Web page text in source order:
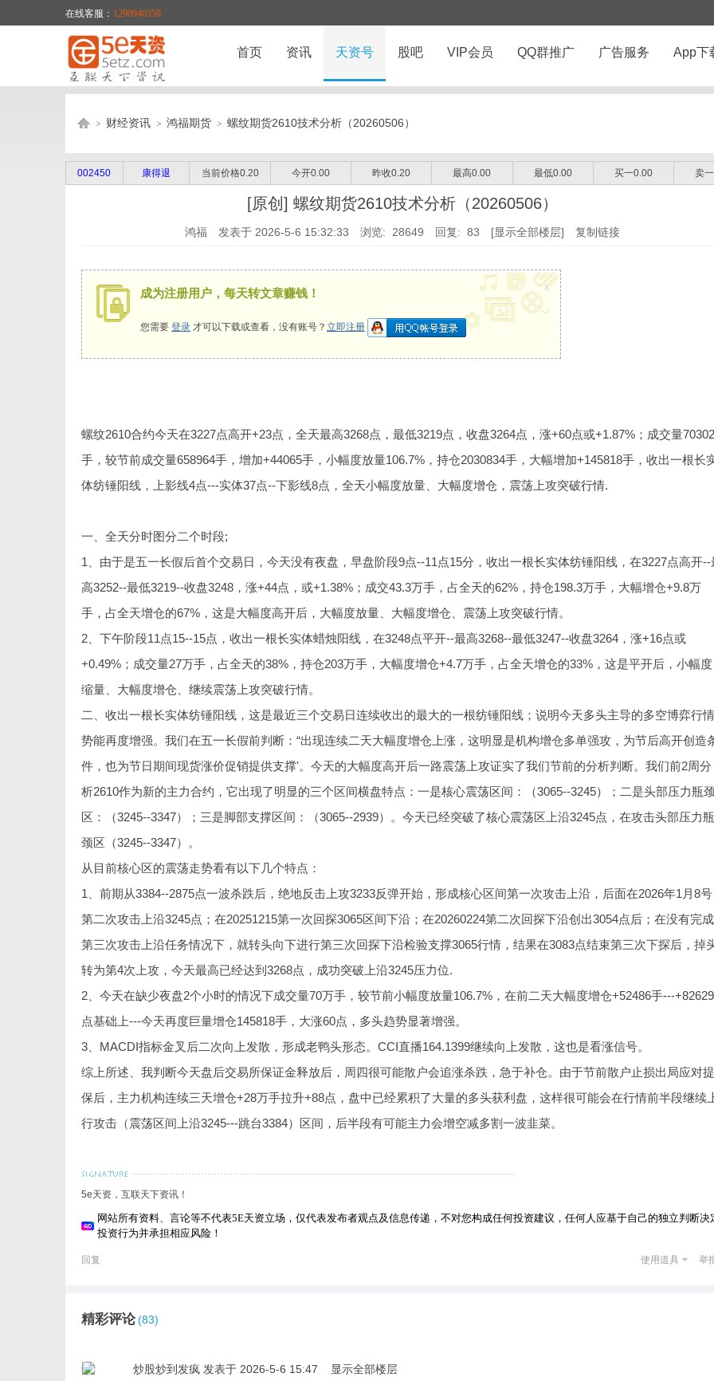
在线客服： 1290940359
首页 资讯 天资号 股吧 VIP会员 QQ群推广 广告服务 App下
E
资
财经资讯 鸿福期货 螺纹期货2610技术分析（20260506）
002450 康得退 当前价格0.20 今开0.00 昨收0.20 最高0.00 最低0.00 买一0.00 卖
[原创] 螺纹期货2610技术分析（20260506）
鸿福 发表于 2026-5-6 15:32:33 浏览: 28649 回复: 83 [显示全部楼层] 复制链接
成为注册用户，每天转文章赚钱！
您需要 登录 才可以下载或查看，没有账号？ 立即注册
x
螺纹2610合约今天在3227点高开+23点，全天最高3268点，最低3219点，收盘3264点，涨+60点或+1.87%；成交量
手，较节前成交量658964手，增加+44065手，小幅度放量106.7%，持仓2030834手，大幅增加+145818手，收出一根长
体纺锤阳线，上影线4点---实体37点--下影线8点，全天小幅度放量、大幅度增仓，震荡上攻突破行
一、全天分时图分二个时段;
1、由于是五一长假后首个交易日，今天没有夜盘，早盘阶段9点--11点15分，收出一根长实体纺锤阳线，在3227点高开--
高3252--最低3219--收盘3248，涨+44点，或+1.38%；成交43.3万手，占全天的62%，持仓198.3万手，大幅增仓+9.8万
手，占全天增仓的67%，这是大幅度高开后，大幅度放量、大幅度增仓、震荡上攻突破行情。
2、下午阶段11点15--15点，收出一根长实体蜡烛阳线，在3248点平开--最高3268--最低3247--收盘3264，涨+16点或
+0.49%；成交量27万手，占全天的38%，持仓203万手，大幅度增仓+4.7万手，占全天增仓的33%，这是平开后，小幅度
缩量、大幅度增仓、继续震荡上攻突破行情。
二、收出一根长实体纺锤阳线，这是最近三个交易日连续收出的最大的一根纺锤阳线；说明今天多头主导的多空博弈行情
势能再度增强。我们在五一长假前判断：“出现连续二天大幅度增仓上涨，这明显是机构增仓多单强攻，为节后高开创造
件，也为节日期间现货涨价促销提供支撑'。今天的大幅度高开后一路震荡上攻证实了我们节前的分析判断。我们前2周分
析2610作为新的主力合约，它出现了明显的三个区间横盘特点：一是核心震荡区间：（3065--3245）；二是头部压力瓶
区：（3245--3347）；三是脚部支撑区间：（3065--2939）。今天已经突破了核心震荡区上沿3245点，在攻击头部压力瓶
颈区（3245--3347）。
从目前核心区的震荡走势看有以下几个特点：
1、前期从3384--2875点一波杀跌后，绝地反击上攻3233反弹开始，形成核心区间第一次攻击上沿，后面在2026年1月8号
第二次攻击上沿3245点；在20251215第一次回探3065区间下沿；在20260224第二次回探下沿创出3054点后；在没有完成
第三次攻击上沿任务情况下，就转头向下进行第三次回探下沿检验支撑3065行情，结果在3083点结束第三次下探后，掉
转为第4次上攻，今天最高已经达到3268点，成功突破上沿3245压力位.
2、今天在缺少夜盘2个小时的情况下成交量70万手，较节前小幅度放量106.7%，在前二天大幅度增仓+52486手---+82629
点基础上---今天再度巨量增仓145818手，大涨60点，多头趋势显著增强。
3、MACDI指标金叉后二次向上发散，形成老鸭头形态。CCI直播164.1399继续向上发散，这也是看涨信号。
综上所述、我判断今天盘后交易所保证金释放后，周四很可能散户会追涨杀跌，急于补仓。由于节前散户止损出局应对提
保后，主力机构连续三天增仓+28万手拉升+88点，盘中已经累积了大量的多头获利盘，这样很可能会在行情前半段继续
行攻击（震荡区间上沿3245---跳台3384）区间，后半段有可能主力会增空减多割一波韭菜。
5e天资，互联天下资讯！
网站所有资料、言论等不代表5E天资立场，仅代表发布者观点及信息传递，不对您构成任何投资建议，任何人应基于自己的独立判断决
投资行为并承担相应风险！
回复 使用道具 举
精彩评论(83)
炒股炒到发疯 发表于 2026-5-6 15:47 显示全部楼层